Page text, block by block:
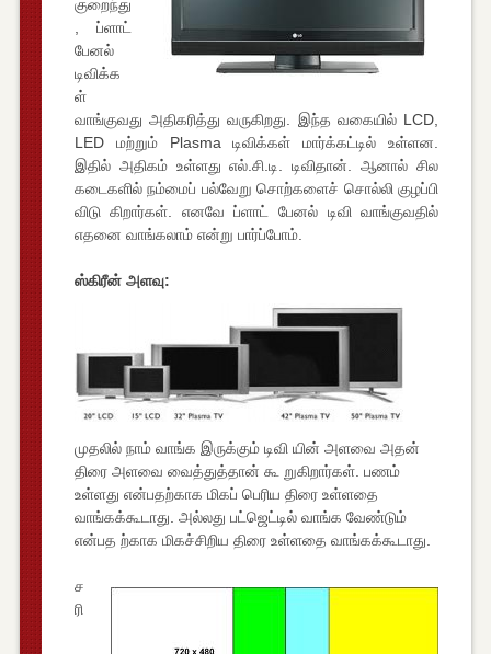
குறைந்து
, ப்ளாட்
பேனல்
டிவிக்க
ள்
வாங்குவது அதிகரித்து வருகிறது. இந்த வகையில் LCD,
LED மற்றும் Plasma டிவிக்கள் மார்க்கட்டில் உள்ளன.
இதில் அதிகம் உள்ளது எல்.சி.டி. டிவிதான். ஆனால் சில
கடைகளில் நம்மைப் பல்வேறு சொற்களைச் சொல்லி குழப்பி
விடு கிறார்கள். எனவே ப்ளாட் பேனல் டிவி வாங்குவதில்
எதனை வாங்கலாம் என்று பார்ப்போம்.
ஸ்கிரீன் அளவு:
முதலில் நாம் வாங்க இருக்கும் டிவி யின் அளவை அதன்
திரை அளவை வைத்துத்தான் கூ றுகிறார்கள். பணம்
உள்ளது என்பதற்காக மிகப் பெரிய திரை உள்ளதை
வாங்கக்கூடாது. அல்லது பட்ஜெட்டில் வாங்க வேண்டும்
என்பத ற்காக மிகச்சிறிய திரை உள்ளதை வாங்கக்கூடாது.
ச
ரி